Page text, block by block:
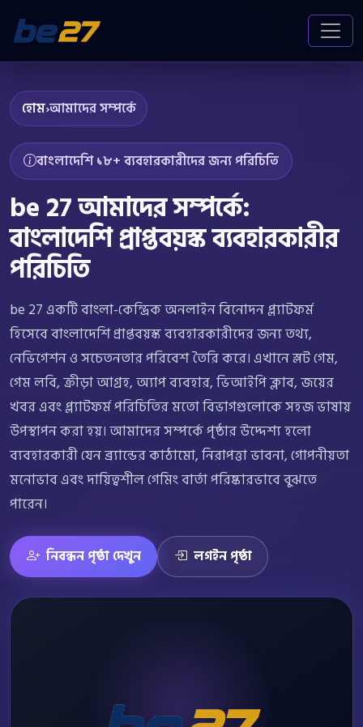
হোম›আমাদের সম্পর্কে
বাংলাদেশি ১৮+ ব্যবহারকারীদের জন্য পরিচিতি
be 27 আমাদের সম্পর্কে:
বাংলাদেশি প্রাপ্তবয়স্ক ব্যবহারকারীর
পরিচিতি
be 27 একটি বাংলা-কেন্দ্রিক অনলাইন বিনোদন প্ল্যাটফর্ম
হিসেবে বাংলাদেশি প্রাপ্তবয়স্ক ব্যবহারকারীদের জন্য তথ্য,
নেভিগেশন ও সচেতনতার পরিবেশ তৈরি করে। এখানে স্লট গেম,
গেম লবি, ক্রীড়া আগ্রহ, অ্যাপ ব্যবহার, ভিআইপি ক্লাব, জয়ের
খবর এবং প্ল্যাটফর্ম পরিচিতির মতো বিভাগগুলোকে সহজ ভাষায়
উপস্থাপন করা হয়। আমাদের সম্পর্কে পৃষ্ঠার উদ্দেশ্য হলো
ব্যবহারকারী যেন ব্র্যান্ডের কাঠামো, নিরাপত্তা ভাবনা, গোপনীয়তা
মনোভাব এবং দায়িত্বশীল গেমিং বার্তা পরিষ্কারভাবে বুঝতে
পারেন।
নিবন্ধন পৃষ্ঠা দেখুন লগইন পৃষ্ঠা